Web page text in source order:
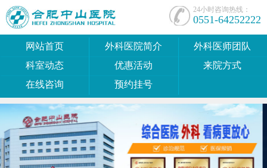
24小时咨询热线：
0551-64252222
网站首页 外科医院简介
外科医师团队
科室动态
优惠活动
来院方式
在线咨询
预约挂号